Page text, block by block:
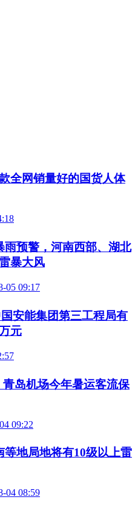
全网销量好的国货人体
雨预警，河南西部、湖北
暴大风
05 09:17
安能集团第三工程局有
元
岛机场今年暑运客流保
09:22
地局地将有10级以上雷
04 08:59